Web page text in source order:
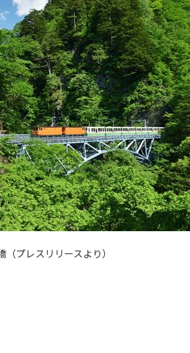
（プレスリリースより）